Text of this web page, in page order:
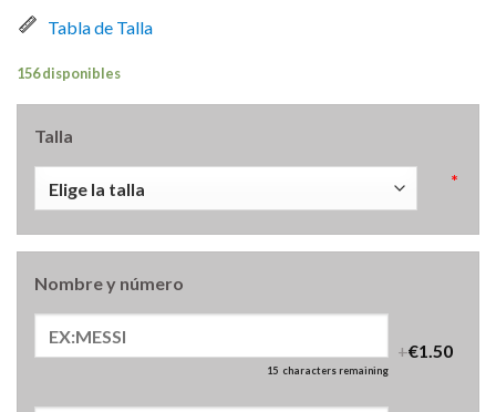
Tabla de Talla
156 disponibles
Talla
*
Nombre y número
15 characters remaining
+€1.50